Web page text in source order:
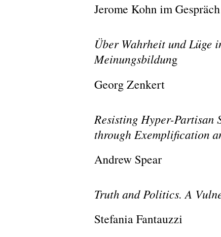
Jerome Kohn im
Über Wahrheit und Lüge
Meinungsbildung
Georg Zenkert
Resisting Hyper-Partisan
through Exemplification
Andrew Spear
Truth and Politics. A
Stefania Fantauzzi